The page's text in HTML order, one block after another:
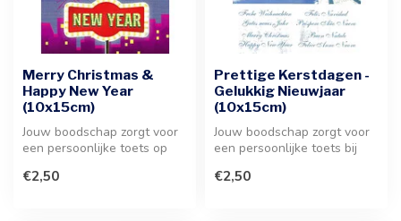
Merry Christmas &
Happy New Year
(10x15cm)
Jouw boodschap zorgt voor
een persoonlijke toets op
€2,50
Prettige Kerstdagen -
Gelukkig Nieuwjaar
(10x15cm)
Jouw boodschap zorgt voor
een persoonlijke toets bij
€2,50